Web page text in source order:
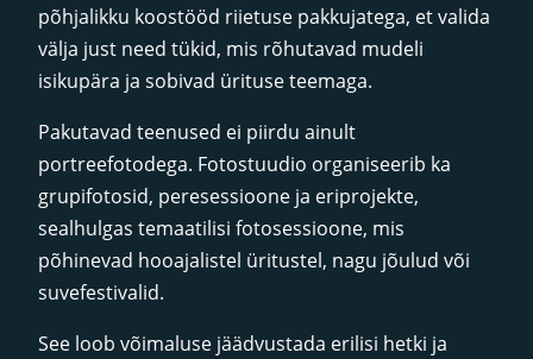
põhjalikku koostööd riietuse pakkujatega, et valida
välja just need tükid, mis rõhutavad mudeli
isikupära ja sobivad ürituse teemaga.
Pakutavad teenused ei piirdu ainult
portreefotodega. Fotostuudio organiseerib ka
grupifotosid, peresessioone ja eriprojekte,
sealhulgas temaatilisi fotosessioone, mis
põhinevad hooajalistel üritustel, nagu jõulud või
suvefestivalid.
See loob võimaluse jäädvustada erilisi hetki ja